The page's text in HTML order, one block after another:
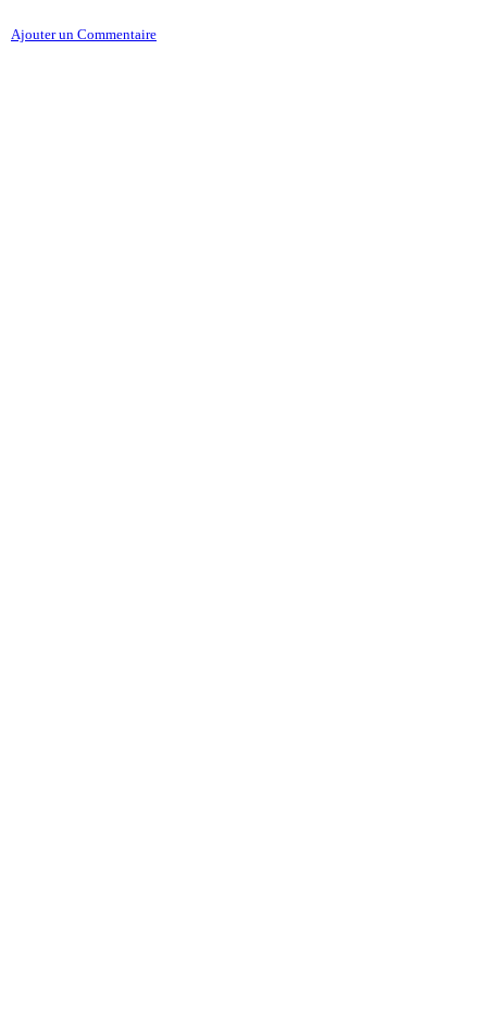
Ajouter un Commentaire